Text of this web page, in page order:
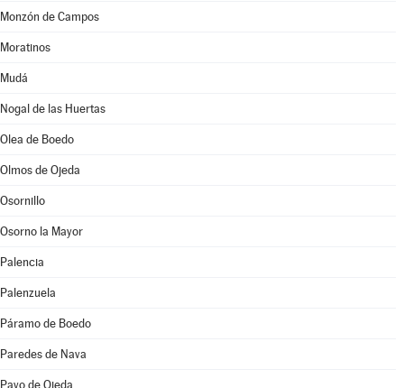
Monzón de Campos
Moratinos
Mudá
Nogal de las Huertas
Olea de Boedo
Olmos de Ojeda
Osornillo
Osorno la Mayor
Palencia
Palenzuela
Páramo de Boedo
Paredes de Nava
Payo de Ojeda